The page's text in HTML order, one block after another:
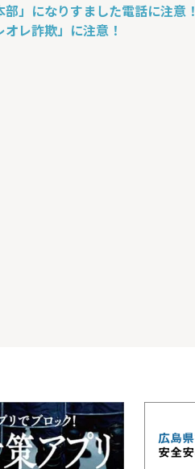
部」になりすました電話に注意！
レ詐欺」に注意！